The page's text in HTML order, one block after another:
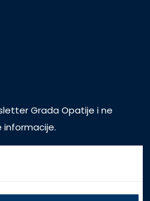
Grada Opatije i ne
informacije.